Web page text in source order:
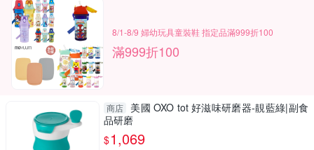
8/1-8/9 婦幼玩具童裝鞋 指定品滿999折100
滿999折100
商店
美國 OXO tot 好滋味研磨器-靚藍綠|副食
品研磨
$1,069